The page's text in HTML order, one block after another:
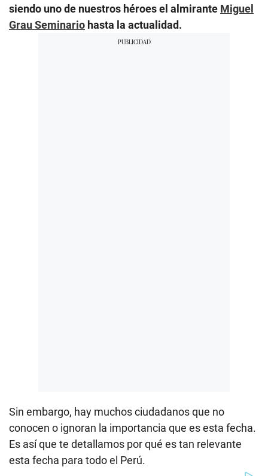
siendo uno de nuestros héroes el almirante Miguel
Grau Seminario hasta la actualidad.
Sin embargo, hay muchos ciudadanos que no
conocen o ignoran la importancia que es esta fecha.
Es así que te detallamos por qué es tan relevante
esta fecha para todo el Perú.